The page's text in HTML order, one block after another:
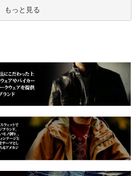
もっと見る